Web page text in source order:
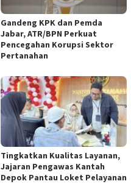
Gandeng KPK dan Pemda
Jabar, ATR/BPN Perkuat
Pencegahan Korupsi Sektor
Pertanahan
Tingkatkan Kualitas Layanan,
Jajaran Pengawas Kantah
Depok Pantau Loket Pelayanan